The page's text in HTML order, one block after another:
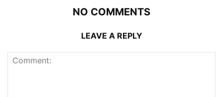
NO COMMENTS
LEAVE A REPLY